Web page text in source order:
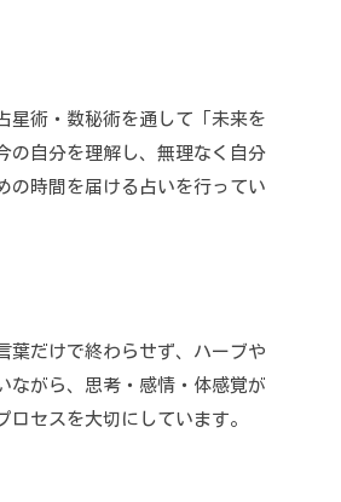
星術・数秘術を通して「未来を
の自分を理解し、無理なく自分
の時間を届ける占いを行ってい
葉だけで終わらせず、ハーブや
ながら、思考・感情・体感覚が
ロセスを大切にしています。